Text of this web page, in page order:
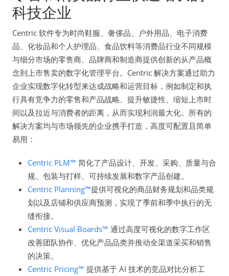
科技企业
Centric 软件专为时尚鞋服、奢侈品、户外用品、电子消费
品、化妆品和个人护理品、食品饮料等消费品行业不同规模
与细分市场的零售商、品牌商和制造商提供创新的从产品概
念到上市售卖的数字化管理平台。Centric 解决方案通过助力
企业实现数字化转型来达成战略和运营目标，例如制定和执
行具有竞争力的零售和产品战略、提升敏捷性、缩短上市时
间以及拉近与消费者的距离，从而实现利润最大化。所有的
解决方案均与市场领先的企业携手打造，高度可配置且简单
易用：
Centric PLM™ 简化了产品设计、开发、采购、质量与合
规、包装与打样、可持续发展和数字产品创建。
Centric Planning™提供可视化的商品财务规划和品类规
划以及店铺和供应商预测，实现了季前和季中执行的无
缝衔接。
Centric Visual Boards™ 通过高度可视化的数字工作区
改善团队协作、优化产品品类并推动全渠道采买和销售
的决策。
Centric Pricing™ 提供基于 AI 技术的竞品对比分析工